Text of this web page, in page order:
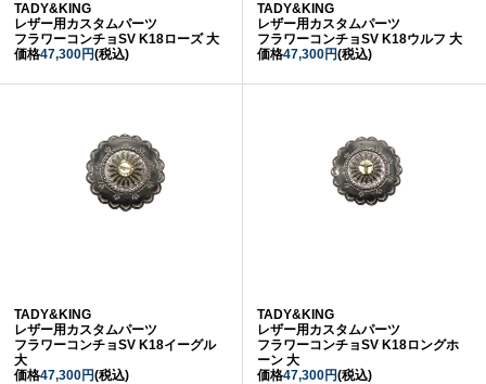
TADY&KING
レザー用カスタムパーツ
フラワーコンチョSV K18ローズ 大
価格47,300円(税込)
TADY&KING
レザー用カスタムパーツ
フラワーコンチョSV K18ウルフ 大
価格47,300円(税込)
TADY&KING
レザー用カスタムパーツ
フラワーコンチョSV K18イーグル
大
価格47,300円(税込)
TADY&KING
レザー用カスタムパーツ
フラワーコンチョSV K18ロングホ
ーン 大
価格47,300円(税込)